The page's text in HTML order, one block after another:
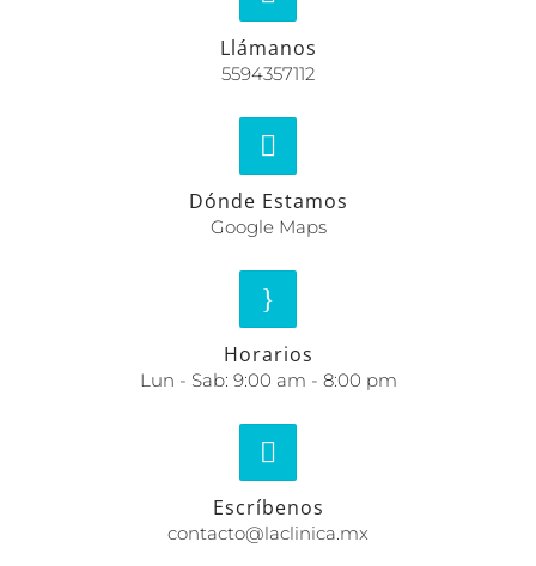
Llámanos
5594357112
Dónde Estamos
Google Maps
Horarios
Lun - Sab: 9:00 am - 8:00 pm
Escríbenos
contacto@laclinica.mx